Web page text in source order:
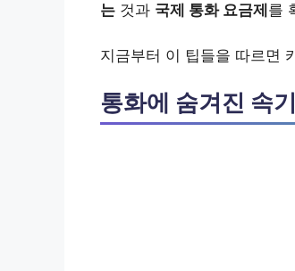
는 것과 국제 통화 요금제 를
지금부터 이 팁들을 따르면
통화에 숨겨진 속